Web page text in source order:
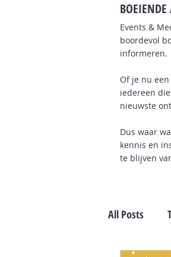
BOEIENDE
Events &
boordevol
informeren.
Of je nu
iedereen
nieuwste
Dus waar
kennis en
te blijven
All Posts